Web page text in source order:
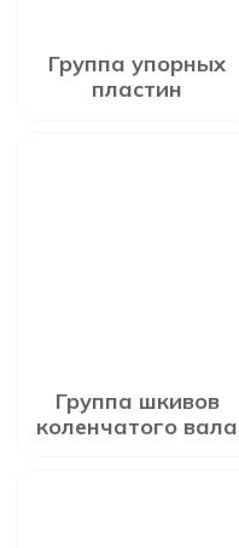
Группа упорных
пластин
Группа шкивов
коленчатого вала